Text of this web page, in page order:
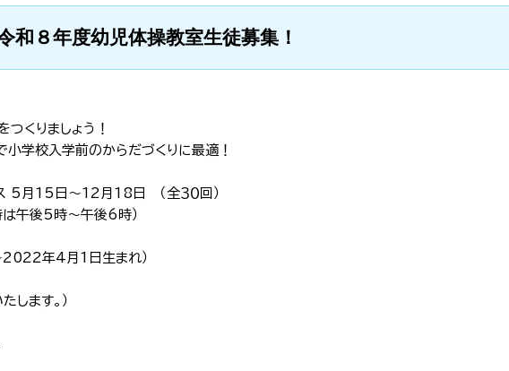
和８年度幼児体操教室生徒募集！
くりましょう！
小学校入学前のからだづくりに最適！
5月15日〜12月18日 （全３０回）
午後5時～午後6時）
2022年4月1日生まれ）
します。）